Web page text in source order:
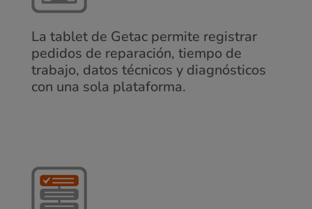
La tablet de Getac permite registrar
pedidos de reparación, tiempo de
trabajo, datos técnicos y diagnósticos
con una sola plataforma.